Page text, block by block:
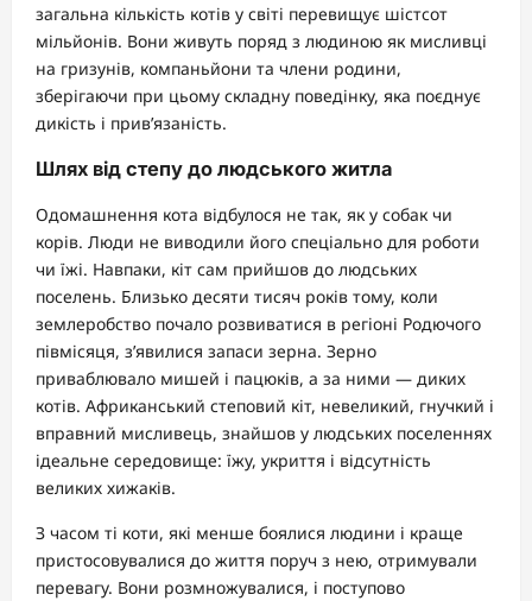
загальна кількість котів у світі перевищує шістсот
мільйонів. Вони живуть поряд з людиною як мисливці
на гризунів, компаньйони та члени родини,
зберігаючи при цьому складну поведінку, яка поєднує
дикість і прив’язаність.
Шлях від степу до людського житла
Одомашнення кота відбулося не так, як у собак чи
корів. Люди не виводили його спеціально для роботи
чи їжі. Навпаки, кіт сам прийшов до людських
поселень. Близько десяти тисяч років тому, коли
землеробство почало розвиватися в регіоні Родючого
півмісяця, з’явилися запаси зерна. Зерно
приваблювало мишей і пацюків, а за ними — диких
котів. Африканський степовий кіт, невеликий, гнучкий і
вправний мисливець, знайшов у людських поселеннях
ідеальне середовище: їжу, укриття і відсутність
великих хижаків.
З часом ті коти, які менше боялися людини і краще
пристосовувалися до життя поруч з нею, отримували
перевагу. Вони розмножувалися, і поступово